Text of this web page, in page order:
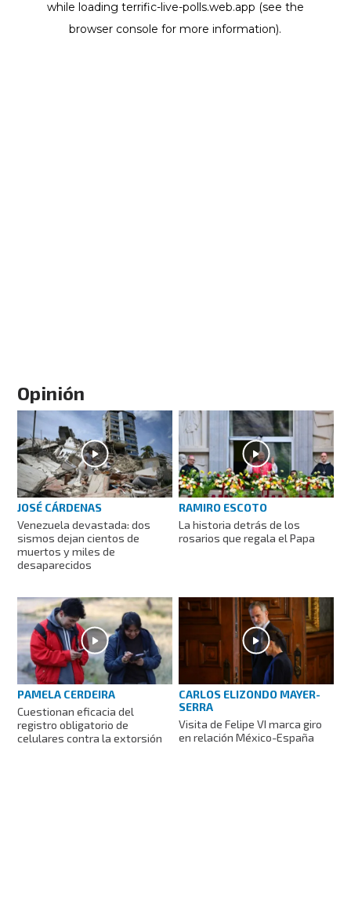
Opinión
JOSÉ CÁRDENAS
Venezuela devastada: dos
sismos dejan cientos de
muertos y miles de
desaparecidos
RAMIRO ESCOTO
La historia detrás de los
rosarios que regala el Papa
PAMELA CERDEIRA
Cuestionan eficacia del
registro obligatorio de
celulares contra la extorsión
CARLOS ELIZONDO MAYER-
SERRA
Visita de Felipe VI marca giro
en relación México-España